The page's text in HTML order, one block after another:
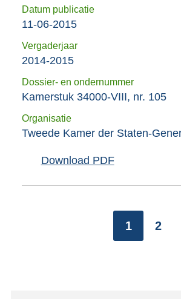
Datum publicatie
11-06-2015
Vergaderjaar
2014-2015
Dossier- en ondernummer
Kamerstuk 34000-VIII, nr. 105
Organisatie
Tweede Kamer der Staten-
Download PDF
1 2